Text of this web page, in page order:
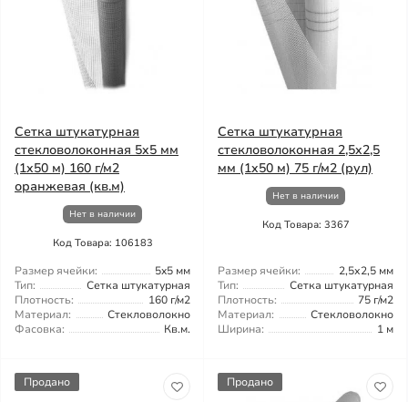
Сетка штукатурная
стекловолоконная 5x5 мм
(1x50 м) 160 г/м2
оранжевая (кв.м)
Нет в наличии
Код Товара: 106183
Размер ячейки:
5x5 мм
Тип:
Сетка штукатурная
Плотность:
160 г/м2
Материал:
Стекловолокно
Фасовка:
Кв.м.
Сетка штукатурная
стекловолоконная 2,5x2,5
мм (1x50 м) 75 г/м2 (рул)
Нет в наличии
Код Товара: 3367
Размер ячейки:
2,5х2,5 мм
Тип:
Сетка штукатурная
Плотность:
75 г/м2
Материал:
Стекловолокно
Ширина:
1 м
Продано Продано